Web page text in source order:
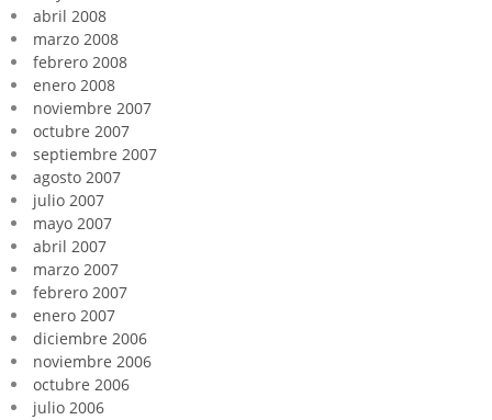
abril 2008
marzo 2008
febrero 2008
enero 2008
noviembre 2007
octubre 2007
septiembre 2007
agosto 2007
julio 2007
mayo 2007
abril 2007
marzo 2007
febrero 2007
enero 2007
diciembre 2006
noviembre 2006
octubre 2006
julio 2006